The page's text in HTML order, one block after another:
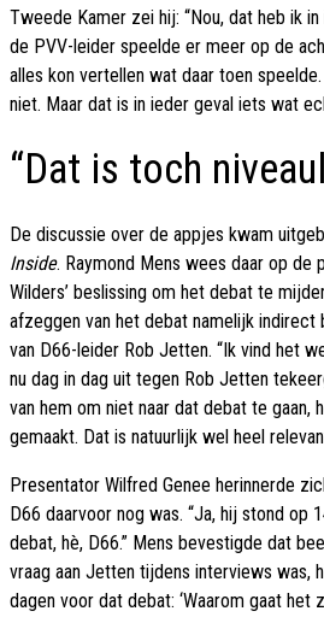
Tweede Kamer zei hij: “Nou, dat heb ik
de PVV-leider speelde er meer op de
alles kon vertellen wat daar toen
niet. Maar dat is in ieder geval iets wat
“Dat is toch
De discussie over de appjes kwam
Inside. Raymond Mens wees daar op de
Wilders’ beslissing om het debat te
afzeggen van het debat namelijk indirect
van D66-leider Rob Jetten. “Ik vind het
nu dag in dag uit tegen Rob Jetten
van hem om niet naar dat debat te
gemaakt. Dat is natuurlijk wel heel
Presentator Wilfred Genee herinnerde
D66 daarvoor nog was. “Ja, hij stond op
debat, hè, D66.” Mens bevestigde dat
vraag aan Jetten tijdens interviews was,
dagen voor dat debat: ‘Waarom gaat het